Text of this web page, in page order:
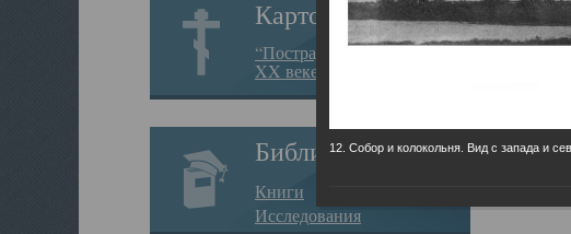
Картотека
“Пострадавшие за веру в
XX веке на Севере”
Библиотека
Книги
Исследования
Свято-
12. Собор и колокольня. Вид с запада и